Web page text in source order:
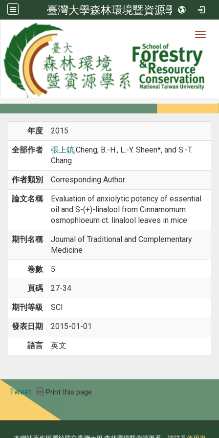
臺灣大學森林環境暨資源學系
系所成員
系所成員
年度 2015
全部作者 張上鎮,Cheng, B.-H., L.-Y. Sheen*, and S.-T.
Chang
作者類別 Corresponding Author
論文名稱
Evaluation of anxiolytic potency of essential
oil and S-(+)-linalool from Cinnamomum
osmophloeum ct. linalool leaves in mice
期刊名稱
Journal of Traditional and Complementary
Medicine
卷數 5
頁碼 27-34
期刊等級 SCI
發表日期 2015-01-01
語言 英文
Tweet Print this page